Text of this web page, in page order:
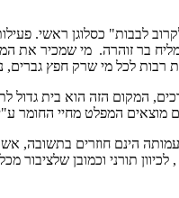
לבבות" כסלוגן ראשי.
בר זוהרה. מי שמכיר
רבות לכל מי שרק חפץ
המקום הזה הוא בית
המפלט מחיי החומר
רבים מחברי העמותה הינם
תורני וכמובן שלציבור